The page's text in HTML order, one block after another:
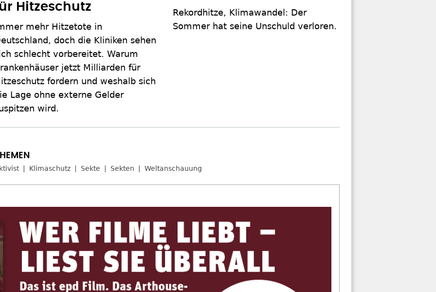
Hitzeschutz
mehr Hitzetote in
doch die Kliniken sehen
schlecht vorbereitet. Warum
jetzt Milliarden für
fordern und weshalb sich
Lage ohne externe Gelder
wird.
Rekordhitze, Klimawandel: Der
Sommer hat seine Unschuld verloren.
Klimaschutz Sekte Sekten Weltanschauung